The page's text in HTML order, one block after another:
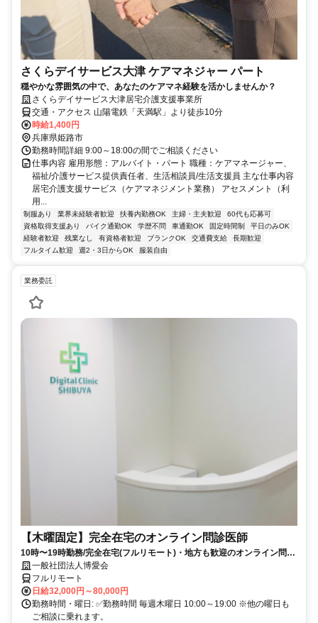
さくらデイサービス大津 ケアマネジャー パート
穏やかな雰囲気の中で、あなたのケアマネ経験を活かしませんか？
さくらデイサービス大津居宅介護支援事業所
交通・アクセス 山陽電鉄「天満駅」より徒歩10分
時給1,400円
兵庫県姫路市
勤務時間詳細 9:00～18:00の間でご相談ください
仕事内容 雇用形態：アルバイト・パート 職種：ケアマネージャー、
福祉/介護サービス提供責任者、生活相談員/生活支援員 主な仕事内容
居宅介護支援サービス（ケアマネジメント業務） アセスメント（利
用...
制服あり 業界未経験者歓迎 扶養内勤務OK 主婦・主夫歓迎
60代も応募可
資格取得支援あり
バイク通勤OK 学歴不問 車通勤OK 固定時間制
平日のみOK
経験者歓迎
残業なし 有資格者歓迎 ブランクOK 交通費支給
長期歓迎
フルタイム歓迎
週2・3日からOK 服装自由
業務委託
【木曜固定】完全在宅のオンライン問診医師
10時〜19時勤務/完全在宅(フルリモート)・地方も歓迎のオンライン問診
業務一般社団法人博愛会
フルリモート
日給32,000円～80,000円
勤務時間・曜日: ✅勤務時間 毎週木曜日 10:00～19:00 ※他の曜日も
ご相談に乗れます。